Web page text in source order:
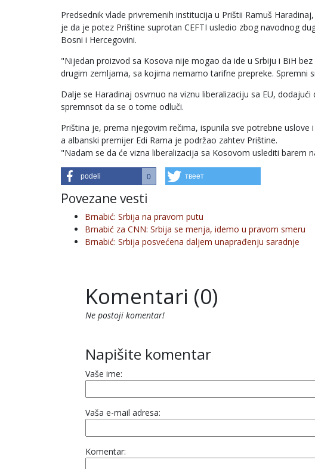
Predsednik vlade privremenih institucija u Prištii Ramuš
je da je potez Prištine suprotan CEFTI usledio zbog navodnog
Bosni i Hercegovini.
"Nijedan proizvod sa Kosova nije mogao da ide u Srbiju i BiH
drugim zemljama, sa kojima nemamo tarifne prepreke. Spremni
Dalje se Haradinaj osvrnuo na viznu liberalizaciju sa EU,
spremnsot da se o tome odluči.
Priština je, prema njegovim rečima, ispunila sve potrebne
a albanski premijer Edi Rama je podržao zahtev Prištine.
"Nadam se da će vizna liberalizacija sa Kosovom uslediti barem
podeli 0 твеет
Povezane vesti
Brnabić: Srbija na pravom putu
Brnabić za CNN: Srbija se menja, idemo u pravom smeru
Brnabić: Srbija posvećena daljem unaprađenju saradnje
Komentari (0)
Ne postoji komentar!
Napišite komentar
Vaše ime:
Vaša e-mail adresa:
Komentar: